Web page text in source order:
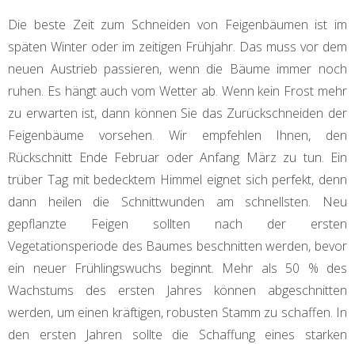
Die beste Zeit zum Schneiden von Feigenbäumen ist im
späten Winter oder im zeitigen Frühjahr. Das muss vor dem
neuen Austrieb passieren, wenn die Bäume immer noch
ruhen. Es hängt auch vom Wetter ab. Wenn kein Frost mehr
zu erwarten ist, dann können Sie das Zurückschneiden der
Feigenbäume vorsehen. Wir empfehlen Ihnen, den
Rückschnitt Ende Februar oder Anfang März zu tun. Ein
trüber Tag mit bedecktem Himmel eignet sich perfekt, denn
dann heilen die Schnittwunden am schnellsten. Neu
gepflanzte Feigen sollten nach der ersten
Vegetationsperiode des Baumes beschnitten werden, bevor
ein neuer Frühlingswuchs beginnt. Mehr als 50 % des
Wachstums des ersten Jahres können abgeschnitten
werden, um einen kräftigen, robusten Stamm zu schaffen. In
den ersten Jahren sollte die Schaffung eines starken